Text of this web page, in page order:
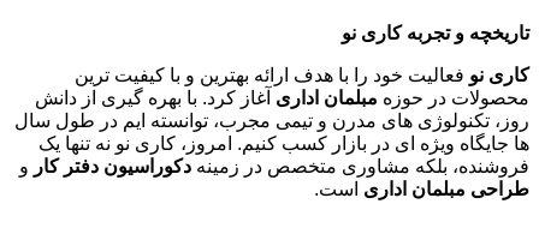
تاریخچه و تجربه کاری نو
کاری نو فعالیت خود را با هدف ارائه بهترین و با کیفیت ترین
محصولات در حوزه مبلمان اداری آغاز کرد. با بهره گیری از دانش
روز، تکنولوژی های مدرن و تیمی مجرب، توانسته ایم در طول سال
ها جایگاه ویژه ای در بازار کسب کنیم. امروز، کاری نو نه تنها یک
فروشنده، بلکه مشاوری متخصص در زمینه دکوراسیون دفتر کار و
طراحی مبلمان اداری است.